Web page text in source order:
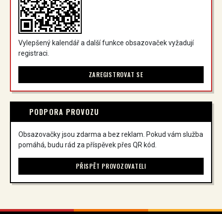
Vylepšený kalendář a další funkce obsazovaček vyžadují
registraci.
ZAREGISTROVAT SE
PODPORA PROVOZU
Obsazovačky jsou zdarma a bez reklam. Pokud vám služba
pomáhá, budu rád za příspěvek přes QR kód.
PŘISPĚT PROVOZOVATELI